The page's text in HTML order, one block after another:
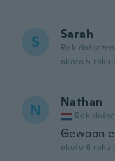
S Sarah
Rok
około 5 roku
N Nathan
Rok
Gewoon
około 6 roku